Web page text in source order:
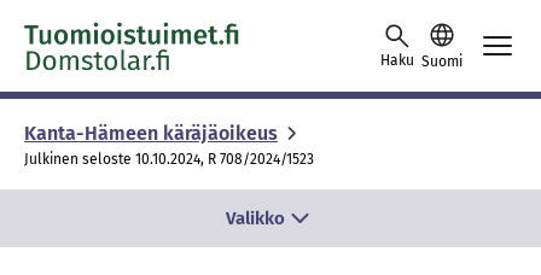
Skip to content -saavutettavuusohje
Haku Suomi
Kanta-Hämeen käräjäoikeus
Julkinen seloste 10.10.2024, R 708/2024/1523
Valikko